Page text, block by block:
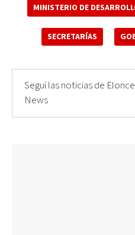
MINISTERIO DE
SECRETARÍAS
Seguí las noticias de
News